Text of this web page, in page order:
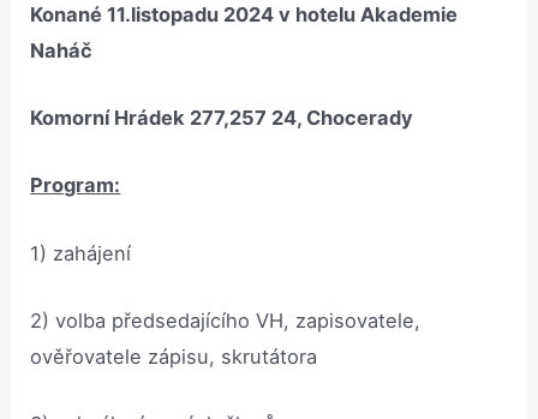
Konané 11.listopadu 2024 v hotelu Akademie
Naháč
Komorní Hrádek 277,257 24, Chocerady
Program:
1) zahájení
2) volba předsedajícího VH, zapisovatele,
ověřovatele zápisu, skrutátora